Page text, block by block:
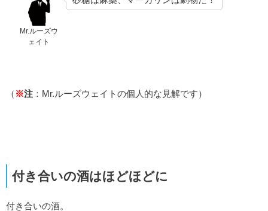
Mr.ルーズウ
ェイト
（ ※注 ：Mr.ルーズウェイトの個人的な見解です）
付き合いの酒はほどほどに
付き合いの酒。